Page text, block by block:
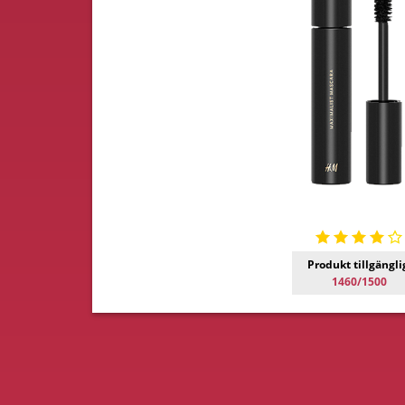
Produkt
1460/1500